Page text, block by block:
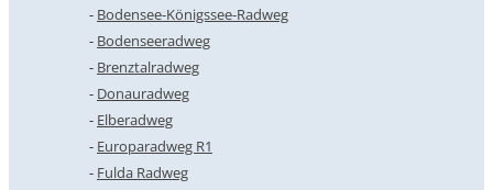
Bodensee-Königssee-Radweg
Bodenseeradweg
Brenztalradweg
Donauradweg
Elberadweg
Europaradweg R1
Fulda Radweg